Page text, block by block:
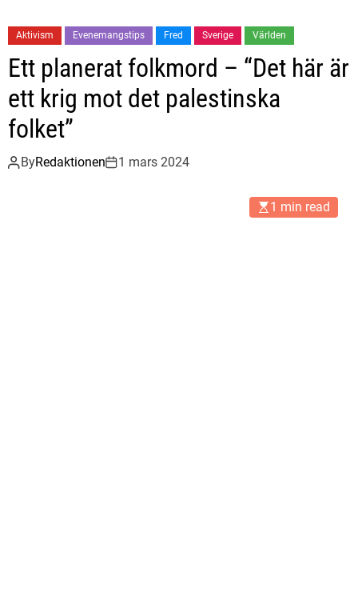
Aktivism Evenemangstips Fred Sverige Världen
Ett planerat folkmord – “Det här är
ett krig mot det palestinska
folket”
ByRedaktionen 1 mars 2024
1 min read